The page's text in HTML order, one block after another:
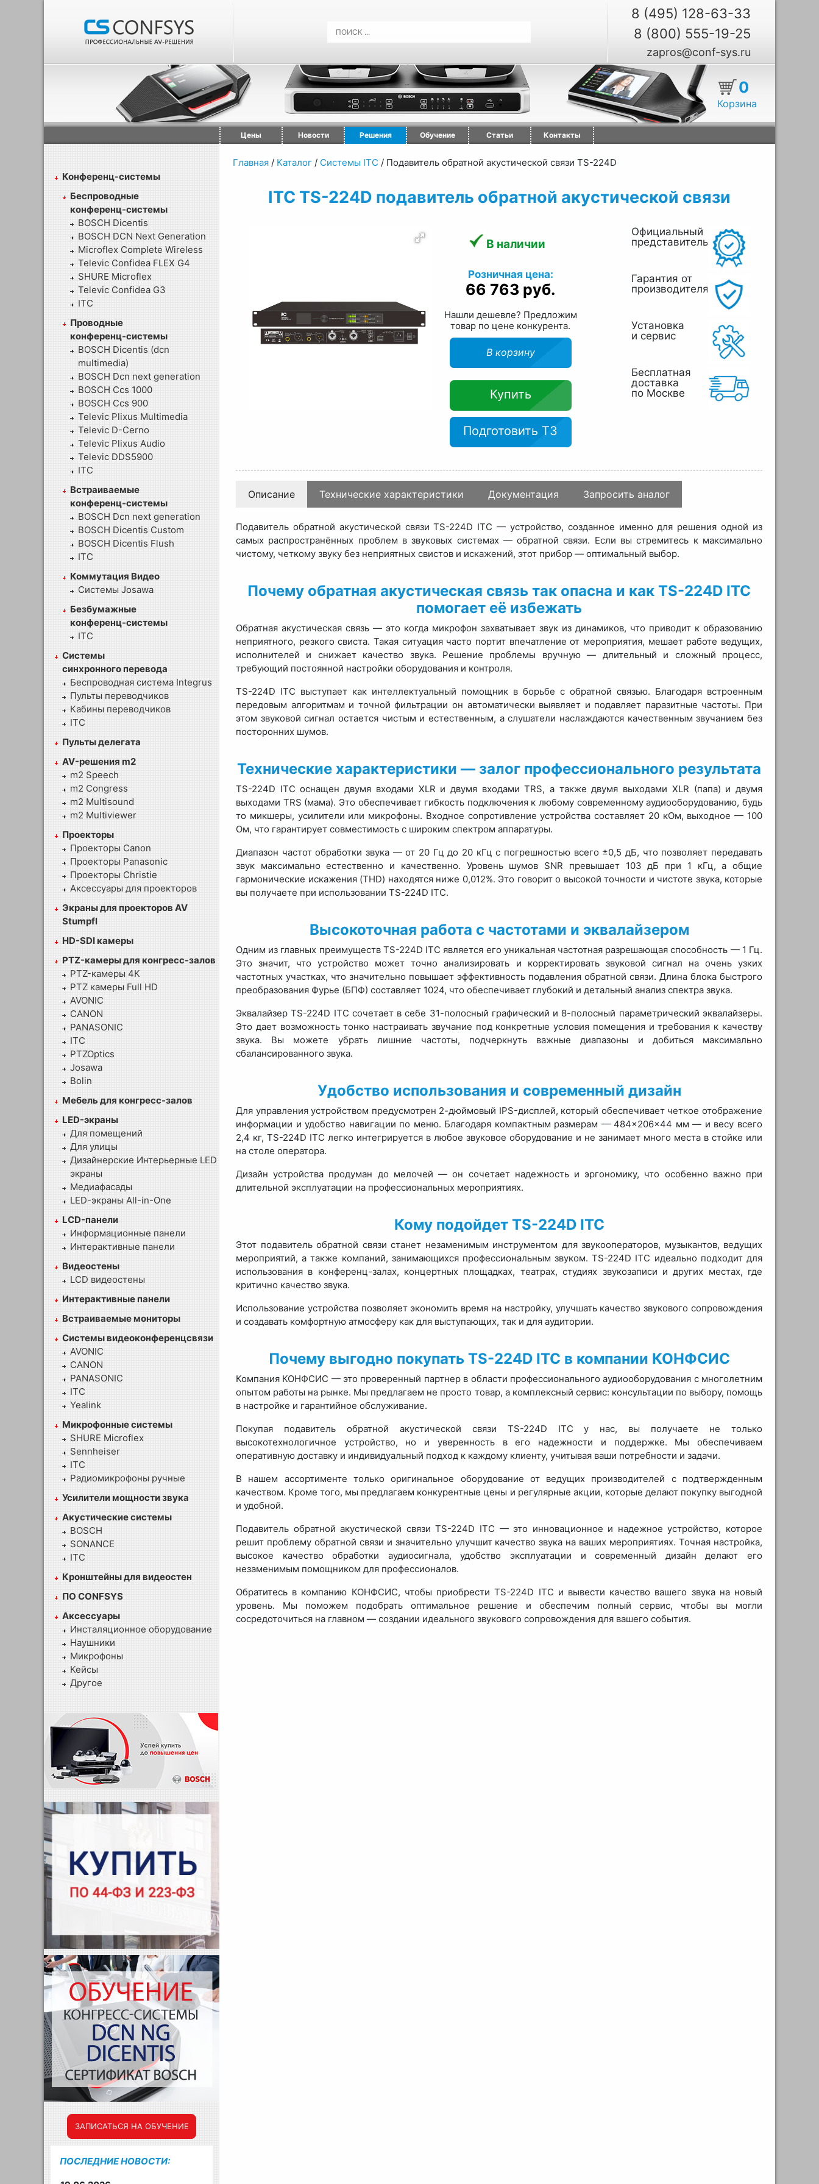
8 (495) 128-63-33
8 (800) 555-19-25
zapros@conf-sys.ru
0
Корзина
Цены Новости Решения Обучение Статьи Контакты
Конференц-системы
Беспроводные
конференц-системы
BOSCH Dicentis
BOSCH DCN Next Generation
Microflex Complete Wireless
Televic Confidea FLEX G4
SHURE Microflex
Televic Confidea G3
ITC
Проводные
конференц-системы
BOSCH Dicentis (dcn
multimedia)
BOSCH Dcn next generation
BOSCH Ccs 1000
BOSCH Ccs 900
Televic Plixus Multimedia
Televic D-Cerno
Televic Plixus Audio
Televic DDS5900
ITC
Встраиваемые
конференц-системы
BOSCH Dcn next generation
BOSCH Dicentis Custom
BOSCH Dicentis Flush
ITC
Коммутация Видео
Системы Josawa
Безбумажные
конференц-системы
ITC
Системы
синхронного перевода
Беспроводная система Integrus
Пульты переводчиков
Кабины переводчиков
ITC
Пульты делегата
AV-решения m2
m2 Speech
m2 Congress
m2 Multisound
m2 Multiviewer
Проекторы
Проекторы Canon
Проекторы Panasonic
Проекторы Christie
Аксессуары для проекторов
Экраны для проекторов AV
Stumpfl
HD-SDI камеры
PTZ-камеры для конгресс-залов
PTZ-камеры 4К
PTZ камеры Full HD
AVONIC
CANON
PANASONIC
ITC
PTZOptics
Josawa
Bolin
Мебель для конгресс-залов
LED-экраны
Для помещений
Для улицы
Дизайнерские Интерьерные LED
экраны
Медиафасады
LED-экраны All-in-One
LCD-панели
Информационные панели
Интерактивные панели
Видеостены
LCD видеостены
Интерактивные панели
Встраиваемые мониторы
Системы видеоконференцсвязи
AVONIC
CANON
PANASONIC
ITC
Yealink
Микрофонные системы
SHURE Microflex
Sennheiser
ITC
Радиомикрофоны ручные
Усилители мощности звука
Акустические системы
BOSCH
SONANCE
ITC
Кронштейны для видеостен
ПО CONFSYS
Аксессуары
Инсталяционное оборудование
Наушники
Микрофоны
Кейсы
Другое
ЗАПИСАТЬСЯ НА ОБУЧЕНИЕ
ПОСЛЕДНИЕ НОВОСТИ:
Главная / Каталог / Системы ITC / Подавитель обратной акустической связи TS-224D
ITC TS-224D подавитель обратной акустической связи
В наличии
Розничная цена:
66 763 руб.
Нашли дешевле? Предложим
товар по цене конкурента.
В корзину
Купить
Подготовить ТЗ
Официальный
представитель
Гарантия от
производителя
Установка
и сервис
Бесплатная
доставка
по Москве
Описание Технические характеристики Документация Запросить аналог
Подавитель обратной акустической связи TS-224D ITC — устройство, созданное именно для решения одной из
самых распространённых проблем в звуковых системах — обратной связи. Если вы стремитесь к максимально
чистому, четкому звуку без неприятных свистов и искажений, этот прибор — оптимальный выбор.
Почему обратная акустическая связь так опасна и как TS-224D ITC
помогает её избежать
Обратная акустическая связь — это когда микрофон захватывает звук из динамиков, что приводит к образованию
неприятного, резкого свиста. Такая ситуация часто портит впечатление от мероприятия, мешает работе ведущих,
исполнителей и снижает качество звука. Решение проблемы вручную — длительный и сложный процесс,
требующий постоянной настройки оборудования и контроля.
TS-224D ITC выступает как интеллектуальный помощник в борьбе с обратной связью. Благодаря встроенным
передовым алгоритмам и точной фильтрации он автоматически выявляет и подавляет паразитные частоты. При
этом звуковой сигнал остается чистым и естественным, а слушатели наслаждаются качественным звучанием без
посторонних шумов.
Технические характеристики — залог профессионального результата
TS-224D ITC оснащен двумя входами XLR и двумя входами TRS, а также двумя выходами XLR (папа) и двумя
выходами TRS (мама). Это обеспечивает гибкость подключения к любому современному аудиооборудованию, будь
то микшеры, усилители или микрофоны. Входное сопротивление устройства составляет 20 кОм, выходное — 100
Ом, что гарантирует совместимость с широким спектром аппаратуры.
Диапазон частот обработки звука — от 20 Гц до 20 кГц с погрешностью всего ±0,5 дБ, что позволяет передавать
звук максимально естественно и качественно. Уровень шумов SNR превышает 103 дБ при 1 кГц, а общие
гармонические искажения (THD) находятся ниже 0,012%. Это говорит о высокой точности и чистоте звука, которые
вы получаете при использовании TS-224D ITC.
Высокоточная работа с частотами и эквалайзером
Одним из главных преимуществ TS-224D ITC является его уникальная частотная разрешающая способность — 1 Гц.
Это значит, что устройство может точно анализировать и корректировать звуковой сигнал на очень узких
частотных участках, что значительно повышает эффективность подавления обратной связи. Длина блока быстрого
преобразования Фурье (БПФ) составляет 1024, что обеспечивает глубокий и детальный анализ спектра звука.
Эквалайзер TS-224D ITC сочетает в себе 31-полосный графический и 8-полосный параметрический эквалайзеры.
Это дает возможность тонко настраивать звучание под конкретные условия помещения и требования к качеству
звука. Вы можете убрать лишние частоты, подчеркнуть важные диапазоны и добиться максимально
сбалансированного звука.
Удобство использования и современный дизайн
Для управления устройством предусмотрен 2-дюймовый IPS-дисплей, который обеспечивает четкое отображение
информации и удобство навигации по меню. Благодаря компактным размерам — 484×206×44 мм — и весу всего
2,4 кг, TS-224D ITC легко интегрируется в любое звуковое оборудование и не занимает много места в стойке или
на столе оператора.
Дизайн устройства продуман до мелочей — он сочетает надежность и эргономику, что особенно важно при
длительной эксплуатации на профессиональных мероприятиях.
Кому подойдет TS-224D ITC
Этот подавитель обратной связи станет незаменимым инструментом для звукооператоров, музыкантов, ведущих
мероприятий, а также компаний, занимающихся профессиональным звуком. TS-224D ITC идеально подходит для
использования в конференц-залах, концертных площадках, театрах, студиях звукозаписи и других местах, где
критично качество звука.
Использование устройства позволяет экономить время на настройку, улучшать качество звукового сопровождения
и создавать комфортную атмосферу как для выступающих, так и для аудитории.
Почему выгодно покупать TS-224D ITC в компании КОНФСИС
Компания КОНФСИС — это проверенный партнер в области профессионального аудиооборудования с многолетним
опытом работы на рынке. Мы предлагаем не просто товар, а комплексный сервис: консультации по выбору, помощь
в настройке и гарантийное обслуживание.
Покупая подавитель обратной акустической связи TS-224D ITC у нас, вы получаете не только
высокотехнологичное устройство, но и уверенность в его надежности и поддержке. Мы обеспечиваем
оперативную доставку и индивидуальный подход к каждому клиенту, учитывая ваши потребности и задачи.
В нашем ассортименте только оригинальное оборудование от ведущих производителей с подтвержденным
качеством. Кроме того, мы предлагаем конкурентные цены и регулярные акции, которые делают покупку выгодной
и удобной.
Подавитель обратной акустической связи TS-224D ITC — это инновационное и надежное устройство, которое
решит проблему обратной связи и значительно улучшит качество звука на ваших мероприятиях. Точная настройка,
высокое качество обработки аудиосигнала, удобство эксплуатации и современный дизайн делают его
незаменимым помощником для профессионалов.
Обратитесь в компанию КОНФСИС, чтобы приобрести TS-224D ITC и вывести качество вашего звука на новый
уровень. Мы поможем подобрать оптимальное решение и обеспечим полный сервис, чтобы вы могли
сосредоточиться на главном — создании идеального звукового сопровождения для вашего события.